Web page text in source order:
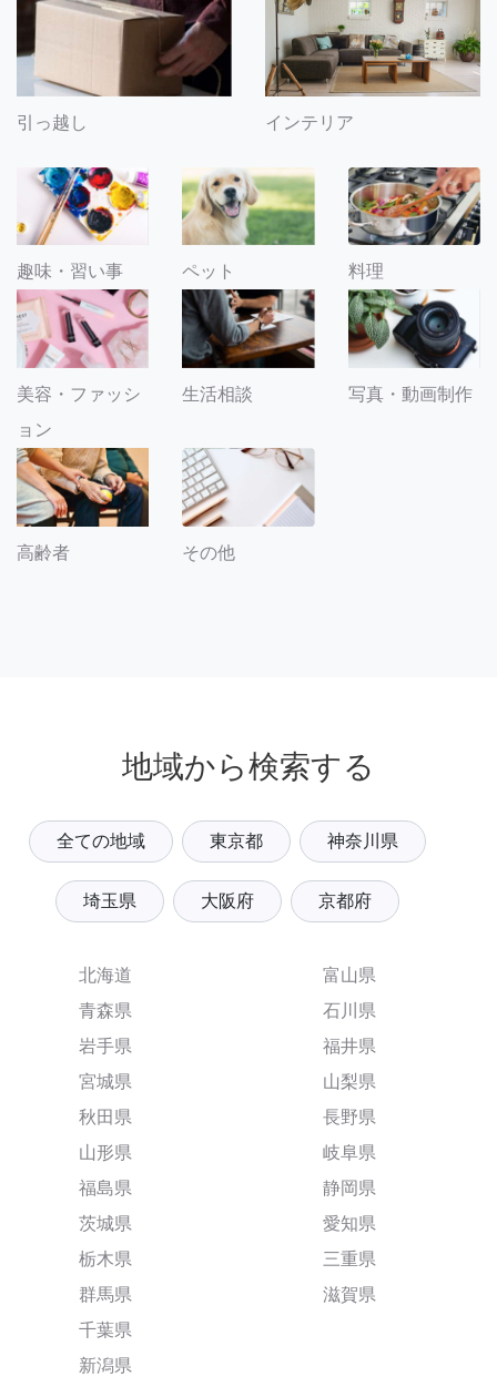
引っ越し インテリア
趣味・習い事 ペット 料理
美容・ファッシ
ョン
生活相談 写真・動画制作
高齢者 その他
地域から検索する
全ての地域 東京都 神奈川県
埼玉県 大阪府 京都府
北海道
青森県
岩手県
宮城県
秋田県
山形県
福島県
茨城県
栃木県
群馬県
千葉県
新潟県
富山県
石川県
福井県
山梨県
長野県
岐阜県
静岡県
愛知県
三重県
滋賀県